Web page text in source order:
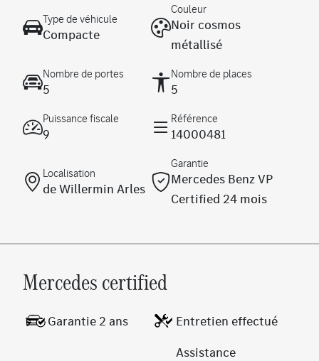
Type de véhicule
Compacte
Couleur
Noir cosmos
métallisé
Nombre de portes
5
Nombre de places
5
Puissance fiscale
9
Référence
14000481
Localisation
de Willermin Arles
Garantie
Mercedes Benz VP
Certified 24 mois
Mercedes certified
Garantie 2 ans Entretien effectué
Assistance